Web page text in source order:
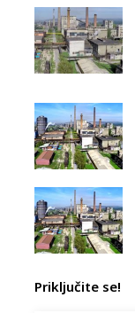
Priključite se!